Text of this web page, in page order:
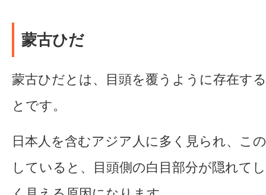
蒙古ひだ
蒙古ひだとは、目頭を覆うように存在す
とです。
日本人を含むアジア人に多く見られ、こ
していると、目頭側の白目部分が隠れて